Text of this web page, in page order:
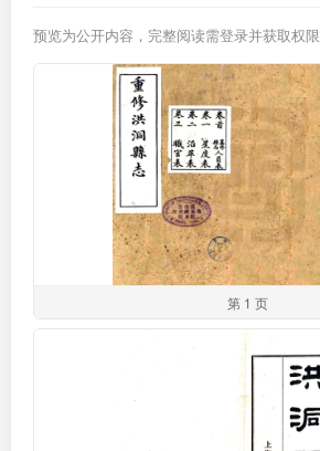
预览为公开内容，完整阅读需登录并获取权限
第 1 页